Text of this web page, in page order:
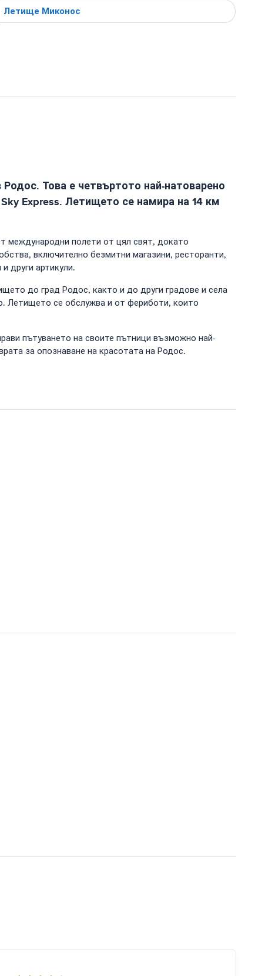
Летище Миконос
Това е четвъртото най-натоварено
Express. Летището се намира на 14 км
международни полети от цял ​​свят, докато
включително безмитни магазини, ресторанти,
други артикули.
до град Родос, както и до други градове и села
Летището се обслужва и от фериботи, които
пътуването на своите пътници възможно най-
за опознаване на красотата на Родос.